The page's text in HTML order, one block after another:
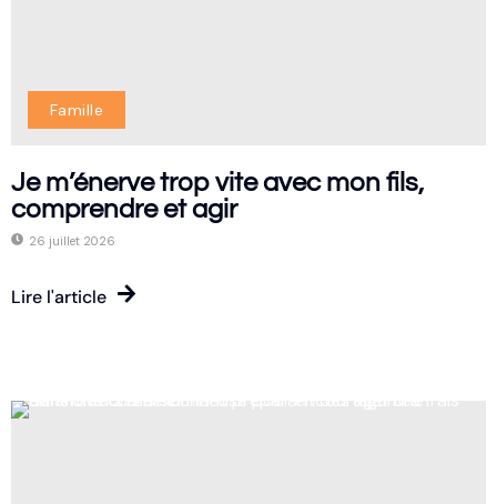
Famille
Je m’énerve trop vite avec mon fils,
comprendre et agir
26 juillet 2026
Lire l'article